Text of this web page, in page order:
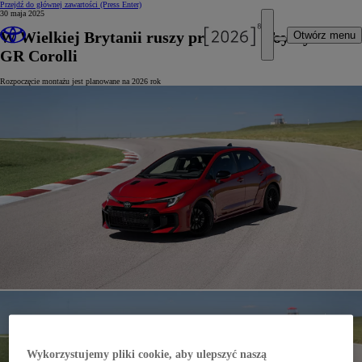
Przejdź do głównej zawartości (Press Enter)
Otwórz menu
30 maja 2025
W Wielkiej Brytanii ruszy produkcja Toyoty
GR Corolli
Rozpoczęcie montażu jest planowane na 2026 rok
Wykorzystujemy pliki cookie, aby ulepszyć naszą